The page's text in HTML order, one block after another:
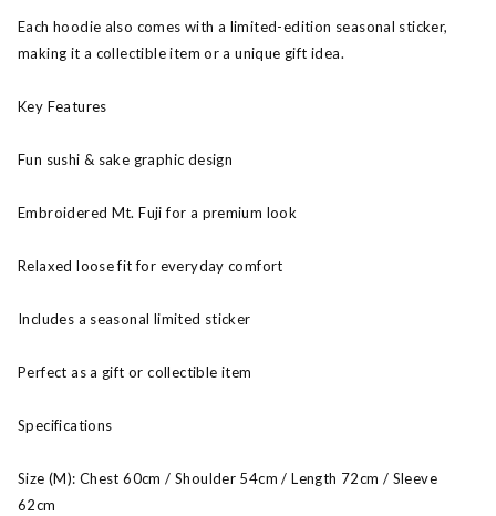
Each hoodie also comes with a limited-edition seasonal sticker,
making it a collectible item or a unique gift idea.
Key Features
Fun sushi & sake graphic design
Embroidered Mt. Fuji for a premium look
Relaxed loose fit for everyday comfort
Includes a seasonal limited sticker
Perfect as a gift or collectible item
Specifications
Size (M): Chest 60cm / Shoulder 54cm / Length 72cm / Sleeve
62cm